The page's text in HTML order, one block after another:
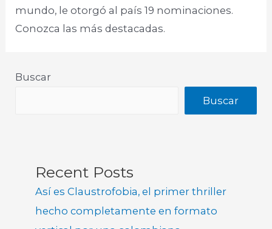
mundo, le otorgó al país 19 nominaciones.
Conozca las más destacadas. ​
Buscar
Buscar
Recent Posts
Así es Claustrofobia, el primer thriller
hecho completamente en formato